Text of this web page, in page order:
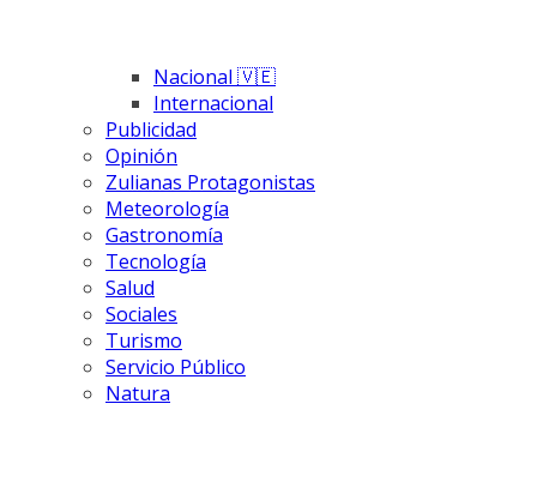
Nacional 🇻🇪
Internacional
Publicidad
Opinión
Zulianas Protagonistas
Meteorología
Gastronomía
Tecnología
Salud
Sociales
Turismo
Servicio Público
Natura